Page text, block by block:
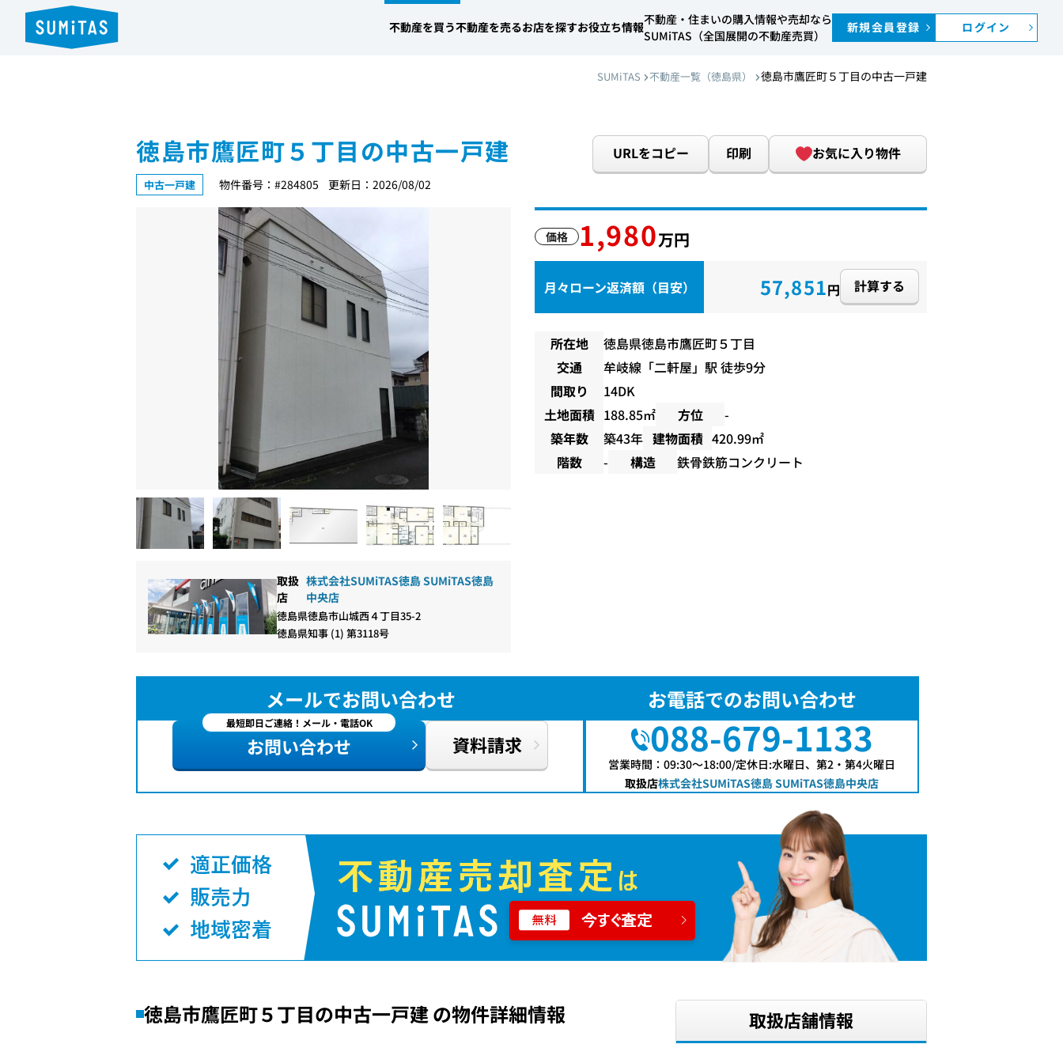
不動産を買う不動産を売るお店を探すお役立ち情報
不動産・住まいの購入情報や売却なら
SUMiTAS（全国展開の不動産売買）
新規会員登録 ログイン
SUMiTAS 不動産一覧（徳島県） 徳島市鷹匠町５丁目の中古一戸建
徳島市鷹匠町５丁目の中古一戸建
中古一戸建 物件番号：#284805 更新日：2026/08/02
URLをコピー 印刷 お気に入り物件
取扱
店
株式会社SUMiTAS徳島 SUMiTAS徳島
中央店
徳島県徳島市山城西４丁目35-2
徳島県知事 (1) 第3118号
価格 1,980万円
月々ローン返済額（目安） 57,851円 計算する
所在地
徳島県徳島市鷹匠町５丁目
交通
牟岐線 「二軒屋 」駅 徒歩9分
間取り
14DK
土地面積 188.85㎡ 方位
-
築年数
築43年 建物面積 420.99㎡
階数
- 構造 鉄骨鉄筋コンクリート
メールでお問い合わせ
最短即日ご連絡！メール・電話OK
お問い合わせ 資料請求
お電話でのお問い合わせ
088-679-1133
営業時間：09:30〜18:00/定休日:水曜日、第2・第4火曜日
取扱店株式会社SUMiTAS徳島 SUMiTAS徳島中央店
徳島市鷹匠町５丁目の中古一戸建 の物件詳細情報 取扱店舗情報